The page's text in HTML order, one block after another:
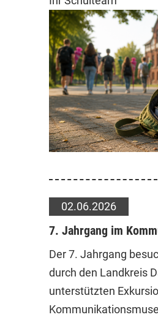
02.06.2026
7. Jahrgang im
Der 7. Jahrgang
durch den Landkreis
unterstützten